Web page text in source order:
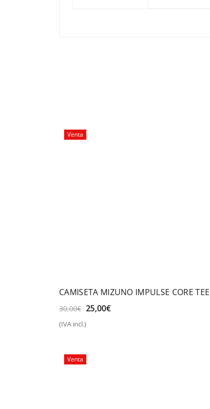
Venta
CAMISETA MIZUNO IMPULSE CORE TEE
30,00€ El
original
25,00€El
(IVA incl.)Seleccionar opciones
Venta